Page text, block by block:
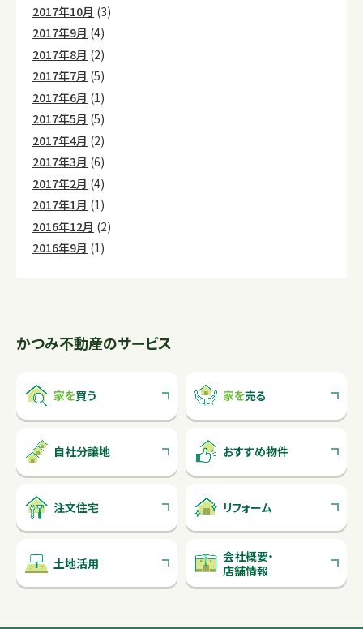
2017年10月 (3)
2017年9月 (4)
2017年8月 (2)
2017年7月 (5)
2017年6月 (1)
2017年5月 (5)
2017年4月 (2)
2017年3月 (6)
2017年2月 (4)
2017年1月 (1)
2016年12月 (2)
2016年9月 (1)
かつみ不動産のサービス
家を買う 家を売る
自社分譲地 おすすめ物件
注文住宅 リフォーム
土地活用 会社概要・
店舗情報